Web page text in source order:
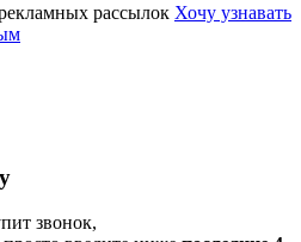
рассылок Хочу узнавать
звонок,